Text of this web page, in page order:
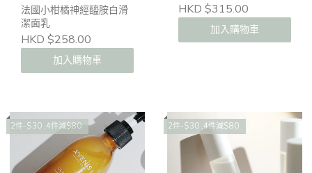
法國小柑橘神經醯胺白滑
潔面乳
HKD $258.00
加入購物車
HKD $315.00
加入購物車
2件-$30 ,4件減$80 2件-$30 ,4件減$80